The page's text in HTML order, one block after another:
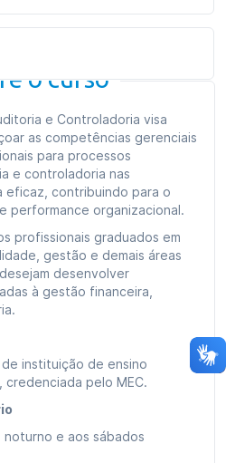
o curso
e Controladoria visa
as competências gerenciais
para processos
e controladoria nas
eficaz, contribuindo para o
performance organizacional.
profissionais graduados em
gestão e demais áreas
desenvolver
à gestão financeira,
instituição de ensino
credenciada pelo MEC.
e aos sábados